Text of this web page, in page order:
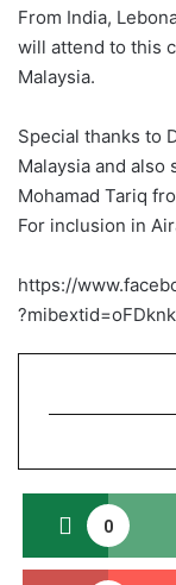
From India,
will attend to this
Malaysia.
Special thanks to
Malaysia and also
Mohamad Tariq
For inclusion in
https://
?mibextid=oFDknk
0